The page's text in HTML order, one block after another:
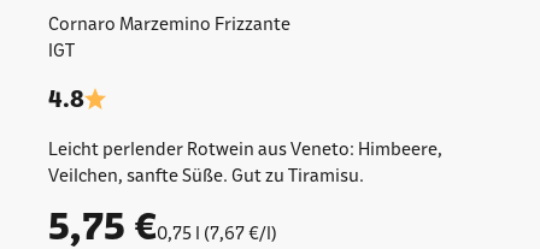
Cornaro Marzemino Frizzante
IGT
4.8
Leicht perlender Rotwein aus Veneto: Himbeere,
Veilchen, sanfte Süße. Gut zu Tiramisu.
Angebot
5,75 €0,75 l (7,67 €/l)